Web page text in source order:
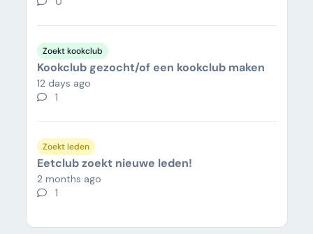
Zoekt kookclub
Kookclub gezocht/of een kookclub maken
12 days ago
1
Zoekt leden
Eetclub zoekt nieuwe leden!
2 months ago
1